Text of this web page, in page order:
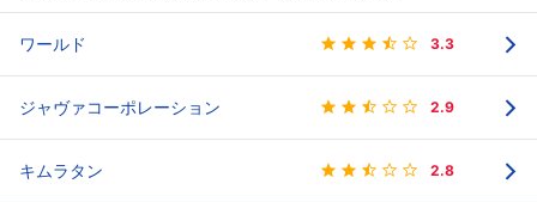
ワールド 3.3
ジャヴァコーポレーション 2.9
キムラタン 2.8